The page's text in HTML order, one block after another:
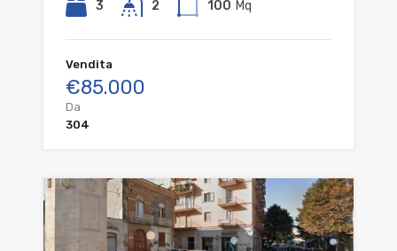
3 2 100 Mq
Vendita
€85.000
Da
304